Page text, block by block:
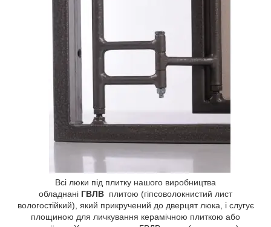
Всі люки під плитку нашого виробництва
обладнані ГВЛВ плитою (гіпсоволокнистий лист
вологостійкий), який прикручений до дверцят люка, і слугує
площиною для личкування керамічною плиткою або